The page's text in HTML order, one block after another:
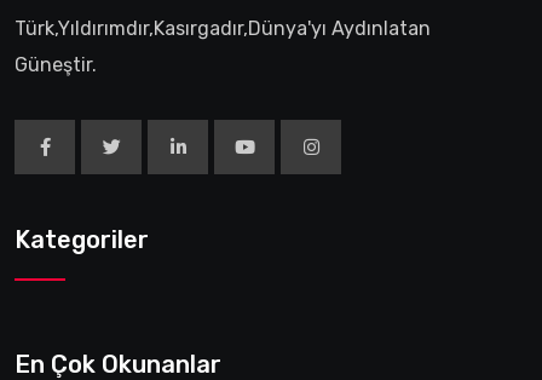
Türk,Yıldırımdır,Kasırgadır,Dünya'yı Aydınlatan
Güneştir.
Kategoriler
En Çok Okunanlar